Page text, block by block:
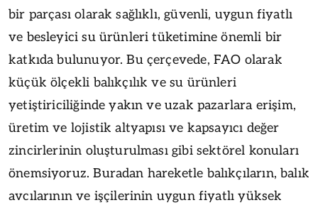
bir parçası olarak sağlıklı, güvenli, uygun fiyatlı
ve besleyici su ürünleri tüketimine önemli bir
katkıda bulunuyor. Bu çerçevede, FAO olarak
küçük ölçekli balıkçılık ve su ürünleri
yetiştiriciliğinde yakın ve uzak pazarlara erişim,
üretim ve lojistik altyapısı ve kapsayıcı değer
zincirlerinin oluşturulması gibi sektörel konuları
önemsiyoruz. Buradan hareketle balıkçıların, balık
avcılarının ve işçilerinin uygun fiyatlı yüksek